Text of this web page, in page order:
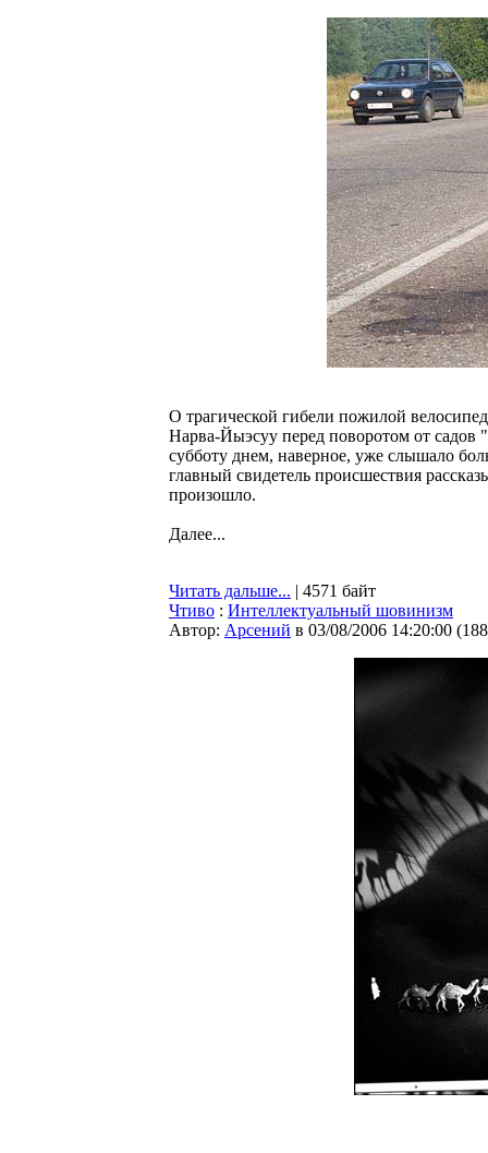
О трагической гибели пожилой
Нарва-Йыэсуу перед поворотом от
субботу днем, наверное, уже слышало
главный свидетель происшествия
произошло.
Далее...
Читать дальше... | 4571 байт
Чтиво : Интеллектуальный шовинизм
Автор: Арсений в 03/08/2006 14:20:00 (